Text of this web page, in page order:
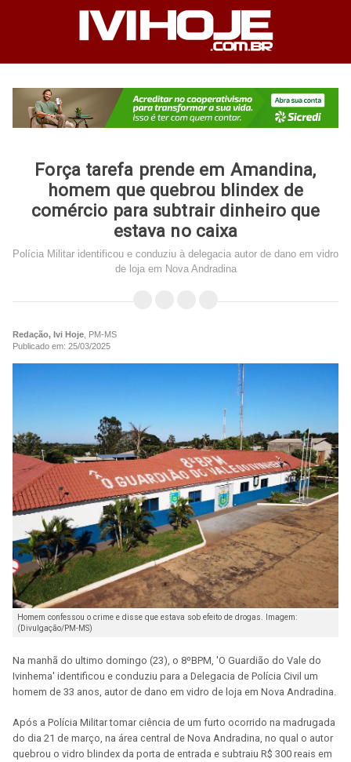
Força tarefa prende em Amandina,
homem que quebrou blindex de
comércio para subtrair dinheiro que
estava no caixa
Polícia Militar identificou e conduziu à delegacia autor de dano em vidro
de loja em Nova Andradina
Redação, Ivi Hoje , PM-MS
Publicado em: 25/03/2025
Homem confessou o crime e disse que estava sob efeito de drogas. Imagem:
(Divulgação/PM-MS)
Na manhã do ultimo domingo (23), o 8ºBPM, 'O Guardião do Vale do
Ivinhema' identificou e conduziu para a Delegacia de Polícia Civil um
homem de 33 anos, autor de dano em vidro de loja em Nova Andradina.
Após a Polícia Militar tomar ciência de um furto ocorrido na madrugada
do dia 21 de março, na área central de Nova Andradina, no qual o autor
quebrou o vidro blindex da porta de entrada e subtraiu R$ 300 reais em